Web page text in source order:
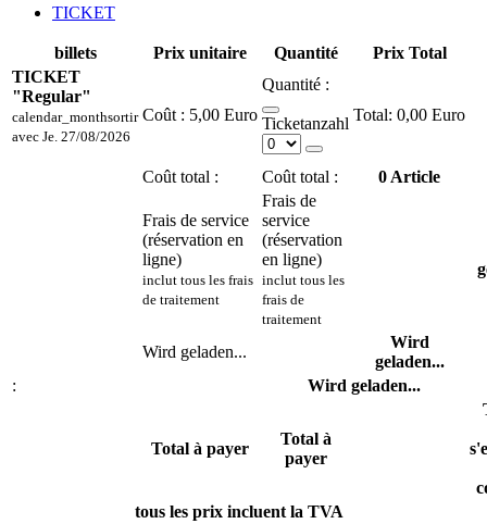
TICKET
billets Prix unitaire Quantité
Prix Total
TICKET
"Regular"
calendar_monthsortir
avec Je. 27/08/2026
Coût : 5,00 Euro
Quantité :
Ticketanzahl 0,00 Euro
Coût total : Coût total : 0 Article
Frais de service
(réservation en
ligne)
inclut tous les frais
de traitement
Frais de
service
(réservation
en ligne)
inclut tous les
frais de
traitement
Wird geladen...
Wird
geladen...
:
Wird geladen...
Total à payer
Total à
payer
tous les prix incluent la TVA